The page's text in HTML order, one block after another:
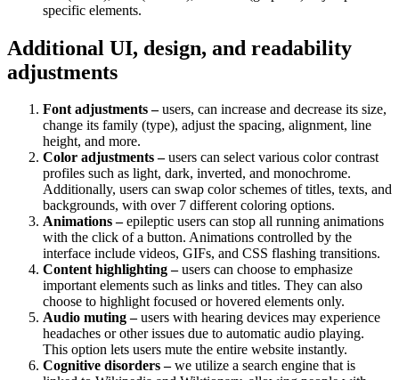
specific elements.
Additional UI, design, and readability
adjustments
Font adjustments –users, can increase and decrease its size,
change its family (type), adjust the spacing, alignment, line
height, and more.
Color adjustments –users can select various color contrast
profiles such as light, dark, inverted, and monochrome.
Additionally, users can swap color schemes of titles, texts, and
backgrounds, with over 7 different coloring options.
Animations –epileptic users can stop all running animations
with the click of a button. Animations controlled by the
interface include videos, GIFs, and CSS flashing transitions.
Content highlighting –users can choose to emphasize
important elements such as links and titles. They can also
choose to highlight focused or hovered elements only.
Audio muting –users with hearing devices may experience
headaches or other issues due to automatic audio playing.
This option lets users mute the entire website instantly.
Cognitive disorders –we utilize a search engine that is